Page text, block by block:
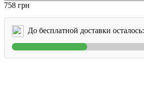
758 грн
До бесплатной доставки осталось: